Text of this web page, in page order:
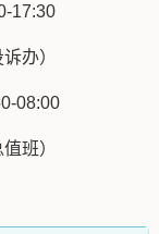
17:30
办）
08:00
班）